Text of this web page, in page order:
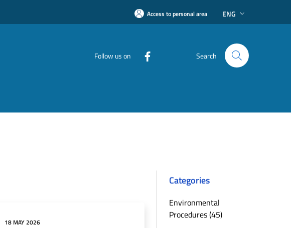
Access to personal area ENG
Follow us on Search
18 MAY 2026
Categories
Environmental
Procedures (45)